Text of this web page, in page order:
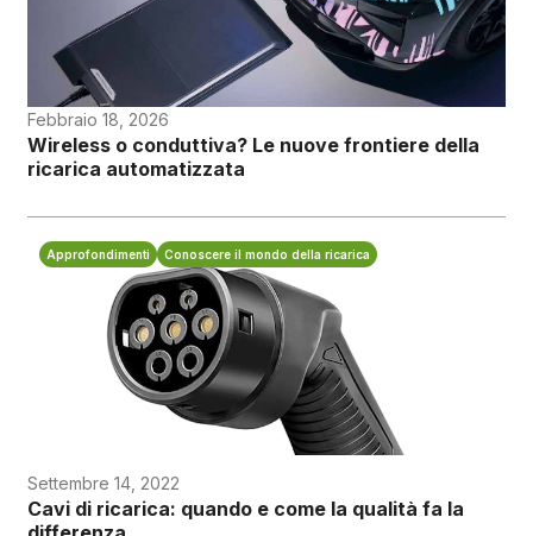
Febbraio 18, 2026
Wireless o conduttiva? Le nuove frontiere della
ricarica automatizzata
Approfondimenti Conoscere il mondo della ricarica
Settembre 14, 2022
Cavi di ricarica: quando e come la qualità fa la